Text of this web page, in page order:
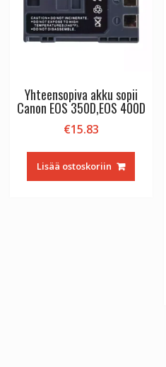
Yhteensopiva akku sopii
Canon EOS 350D,EOS 400D
€15.83
Lisää ostoskoriin